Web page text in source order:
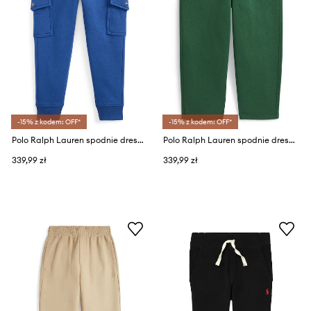
-15% z kodem: OFF*
Polo Ralph Lauren spodnie dresowe dziecięce z bawełną
339,99 zł
-15% z kodem: OFF*
Polo Ralph Lauren spodnie dresowe dziecięce z bawełną
339,99 zł